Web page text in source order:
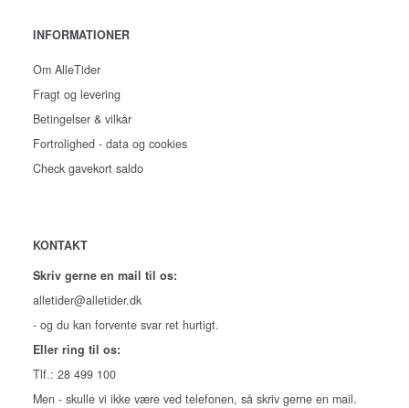
INFORMATIONER
Om AlleTider
Fragt og levering
Betingelser & vilkår
Fortrolighed - data og cookies
Check gavekort saldo
KONTAKT
Skriv gerne en mail til os:
alletider@alletider.dk
- og du kan forvente svar ret hurtigt.
Eller ring til os:
Tlf.: 28 499 100
Men - skulle vi ikke være ved telefonen, så skriv gerne en mail.